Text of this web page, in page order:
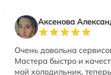
Аксенова
Очень довольна
Мастера быстро и
мой холодильник,